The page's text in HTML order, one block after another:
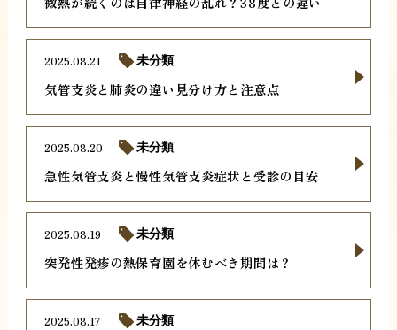
気管支炎と肺炎の違い見分け方と注意点
2025.08.21 未分類
急性気管支炎と慢性気管支炎症状と受診の目安
2025.08.20 未分類
突発性発疹の熱保育園を休むべき期間は？
2025.08.19 未分類
2025.08.17 未分類